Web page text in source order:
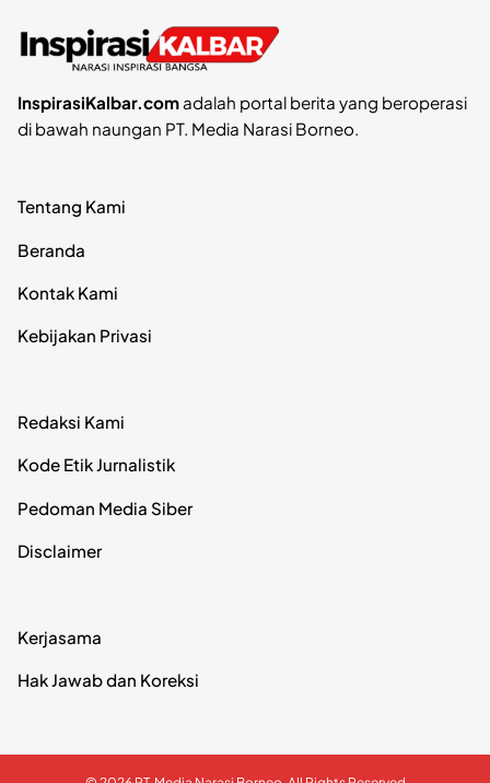
InspirasiKalbar.comadalah portal berita yang beroperasi
di bawah naungan PT. Media Narasi Borneo.
Tentang Kami
Beranda
Kontak Kami
Kebijakan Privasi
Redaksi Kami
Kode Etik Jurnalistik
Pedoman Media Siber
Disclaimer
Kerjasama
Hak Jawab dan Koreksi